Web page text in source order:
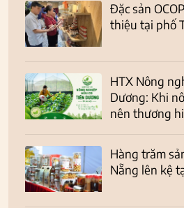
Đặc sản
thiệu tại phố
HTX Nông
Dương: Khi
nên thương
Hàng trăm
Nẵng lên kệ